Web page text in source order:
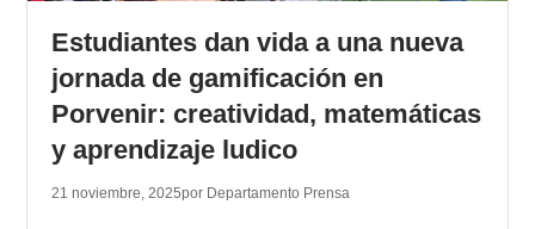
Estudiantes dan vida a una nueva
jornada de gamificación en
Porvenir: creatividad, matemáticas
y aprendizaje ludico
21 noviembre, 2025por Departamento Prensa